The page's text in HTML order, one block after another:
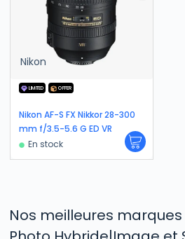
Nikon
LIMITED OFFER
Nikon AF-S FX Nikkor 28-300
mm f/3.5-5.6 G ED VR
En stock
Nos meilleures